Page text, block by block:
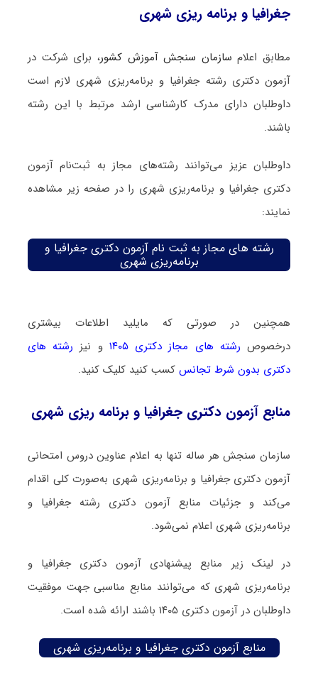
جغرافیا و برنامه ریزی شهری
مطابق اعلام سازمان سنجش آموزش کشور، برای شرکت در
آزمون دکتری رشته جغرافیا و برنامه‌ریزی شهری لازم است
داوطلبان دارای مدرک کارشناسی ارشد مرتبط با این رشته
باشند.
داوطلبان عزیز می‌توانند رشته‌های مجاز به ثبت‌نام آزمون
دکتری جغرافیا و برنامه‌ریزی شهری را در صفحه زیر مشاهده
نمایند:
رشته های مجاز به ثبت نام آزمون دکتری جغرافیا و
برنامه‌ریزی شهری
همچنین در صورتی که مایلید اطلاعات بیشتری
درخصوص رشته های مجاز دکتری ۱۴۰۵ و نیز رشته های
دکتری بدون شرط تجانسکسب کنید کلیک کنید.
منابع آزمون دکتری جغرافیا و برنامه ریزی شهری
سازمان سنجش هر ساله تنها به اعلام عناوین دروس امتحانی
آزمون دکتری جغرافیا و برنامه‌ریزی شهری به‌صورت کلی اقدام
می‌کند و جزئیات منابع آزمون دکتری رشته جغرافیا و
برنامه‌ریزی شهری اعلام نمی‌شود.
در لینک زیر منابع پیشنهادی آزمون دکتری جغرافیا و
برنامه‌ریزی شهری که می‌توانند منابع مناسبی جهت موفقیت
داوطلبان در آزمون دکتری ۱۴۰۵ باشند ارائه شده است.
منابع آزمون دکتری جغرافیا و برنامه‌ریزی شهری